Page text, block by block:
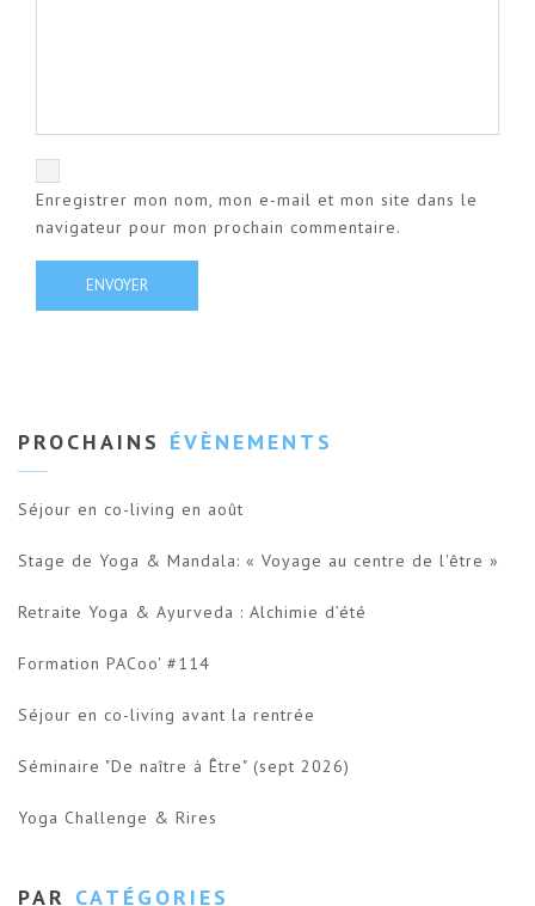
Enregistrer mon nom, mon e-mail et mon site dans le
navigateur pour mon prochain commentaire.
PROCHAINS ÉVÈNEMENTS
Séjour en co-living en août
Stage de Yoga & Mandala: « Voyage au centre de l'être »
Retraite Yoga & Ayurveda : Alchimie d’été
Formation PACoo' #114
Séjour en co-living avant la rentrée
Séminaire "De naître à Être" (sept 2026)
Yoga Challenge & Rires
PAR CATÉGORIES